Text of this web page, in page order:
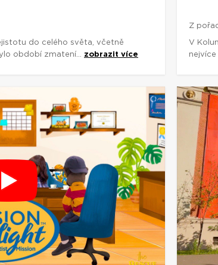
do celého světa, včetně
období zmatení... zobrazit více
Z
V
nejvíce